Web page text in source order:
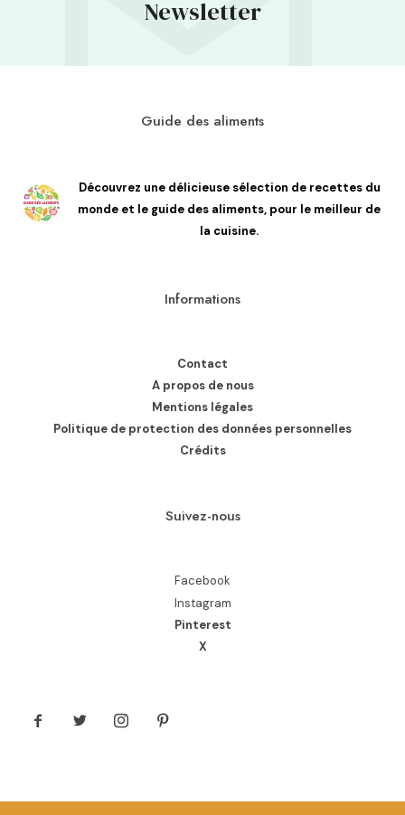
Newsletter
Guide des aliments
Découvrez une délicieuse sélection de recettes du
monde et le guide des aliments, pour le meilleur de
la cuisine.
Informations
Contact
A propos de nous
Mentions légales
Politique de protection des données personnelles
Crédits
Suivez-nous
Facebook
Instagram
Pinterest
X